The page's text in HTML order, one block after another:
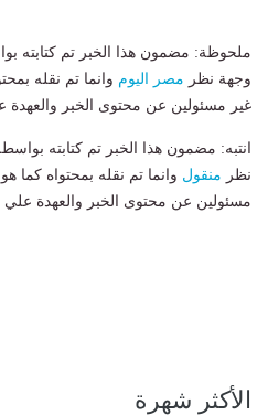
ملحوظة: مضمون هذا الخبر تم كتابته
وجهة نظر مصر اليوم وانما تم نقله
غير مسئولين عن محتوى الخبر والعهدة
انتبه: مضمون هذا الخبر تم كتابته
نظر منقول وانما تم نقله بمحتواه كما
مسئولين عن محتوى الخبر والعهدة علي
الأكثر شهرة